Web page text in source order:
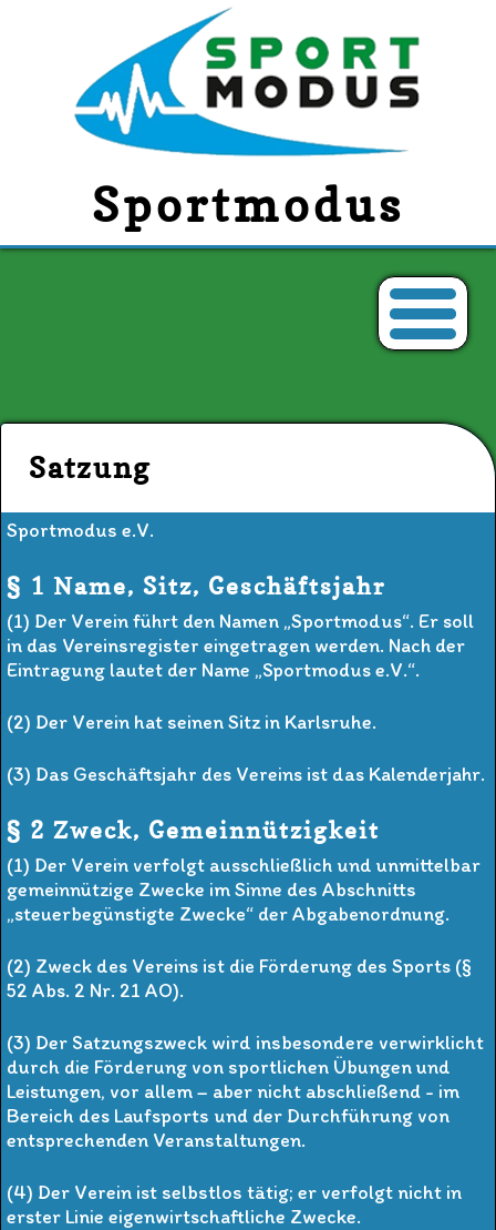
Sportmodus
Satzung
Sportmodus e.V.
§ 1 Name, Sitz, Geschäftsjahr
(1) Der Verein führt den Namen „Sportmodus“. Er soll
in das Vereinsregister eingetragen werden. Nach der
Eintragung lautet der Name „Sportmodus e.V.“.
(2) Der Verein hat seinen Sitz in Karlsruhe.
(3) Das Geschäftsjahr des Vereins ist das Kalenderjahr.
§ 2 Zweck, Gemeinnützigkeit
(1) Der Verein verfolgt ausschließlich und unmittelbar
gemeinnützige Zwecke im Sinne des Abschnitts
„steuerbegünstigte Zwecke“ der Abgabenordnung.
(2) Zweck des Vereins ist die Förderung des Sports (§
52 Abs. 2 Nr. 21 AO).
(3) Der Satzungszweck wird insbesondere verwirklicht
durch die Förderung von sportlichen Übungen und
Leistungen, vor allem – aber nicht abschließend - im
Bereich des Laufsports und der Durchführung von
entsprechenden Veranstaltungen.
(4) Der Verein ist selbstlos tätig; er verfolgt nicht in
erster Linie eigenwirtschaftliche Zwecke.